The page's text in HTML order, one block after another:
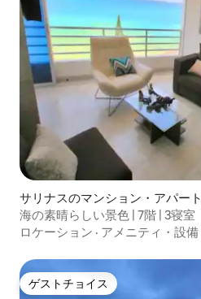
サリナスのマンション・アパート
海の素晴らしい景色 | 7階 | 3寝室
ロケーション · アメニティ・設備
ゲストチョイス
ゲストチョイス